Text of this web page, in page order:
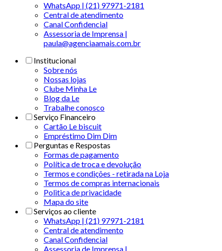
WhatsApp | (21) 97971-2181
Central de atendimento
Canal Confidencial
Assessoria de Imprensa |
paula@agenciaamais.com.br
Institucional
Sobre nós
Nossas lojas
Clube Minha Le
Blog da Le
Trabalhe conosco
Serviço Financeiro
Cartão Le biscuit
Empréstimo Dim Dim
Perguntas e Respostas
Formas de pagamento
Política de troca e devolução
Termos e condições - retirada na Loja
Termos de compras internacionais
Politica de privacidade
Mapa do site
Serviços ao cliente
WhatsApp | (21) 97971-2181
Central de atendimento
Canal Confidencial
Assessoria de Imprensa |